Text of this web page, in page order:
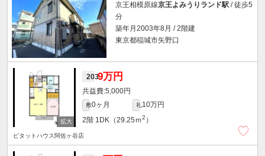
京王相模原線京王よみうりランド駅 / 徒歩5
分
築年月2003年8月 / 2階建
東京都稲城市矢野口
2039万円
5,000円
敷0ヶ月 礼10万円
2階 1DK（29.25ｍ2 ）
ピタットハウス阿佐ヶ谷店